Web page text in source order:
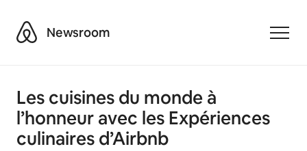
AirbnbNewsroom
Les cuisines du monde à
l’honneur avec les Expériences
culinaires d’Airbnb